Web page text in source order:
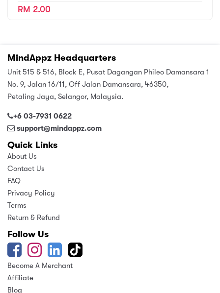
RM 2.00
MindAppz Headquarters
Unit 515 & 516, Block E, Pusat Dagangan Phileo Damansara 1
No. 9, Jalan 16/11, Off Jalan Damansara, 46350,
Petaling Jaya, Selangor, Malaysia.
+6 03-7931 0622
support@mindappz.com
Quick Links
About Us
Contact Us
FAQ
Privacy Policy
Terms
Return & Refund
Follow Us
Become A Merchant
Affiliate
Blog